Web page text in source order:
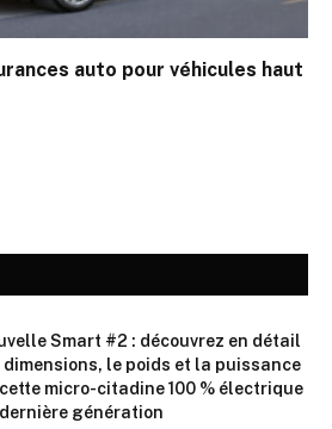
auto pour véhicules haut
Smart #2 : découvrez en détail
dimensions, le poids et la puissance
micro-citadine 100 % électrique
génération